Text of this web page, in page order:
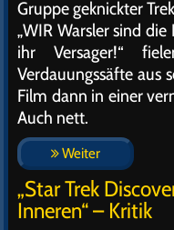
Gruppe geknickter
„WIR Warsler sind die
ihr Versager!“
Verdauungssäfte aus
Film dann in einer
Auch nett.
Weiter
„Star Trek
Inneren“ – Kritik